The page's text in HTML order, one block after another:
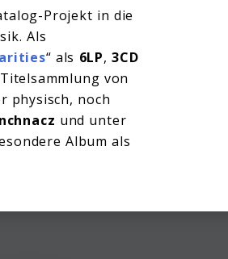
Projekt in die
Als
“ als 6LP,3CD
von
physisch, noch
und unter
Album als